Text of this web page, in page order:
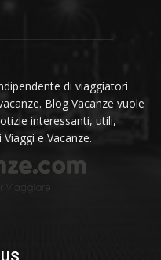
di viaggiatori
Blog Vacanze vuole
interessanti, utili,
e Vacanze.